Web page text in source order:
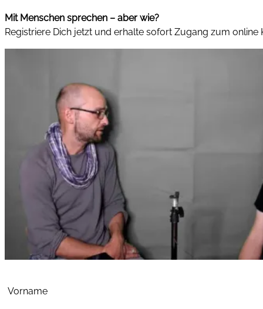
Mit Menschen sprechen – aber wie?
Registriere Dich jetzt und erhalte sofort Zugang zum online
Vorname